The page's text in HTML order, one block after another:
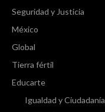
Seguridad y Justicia
México
Global
Tierra fértil
Educarte
Igualdad y Ciudadanía